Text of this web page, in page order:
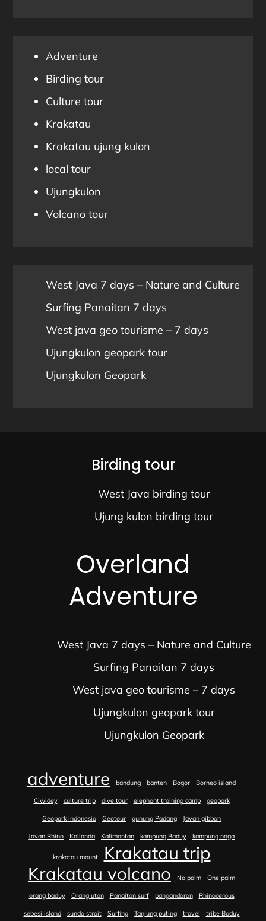
Adventure
Birding tour
Culture tour
Krakatau
Krakatau ujung kulon
local tour
Ujungkulon
Volcano tour
West Java 7 days – Nature and Culture
Surfing Panaitan 7 days
West java geo tourisme – 7 days
Ujungkulon geopark tour
Ujungkulon Geopark
Birding tour
West Java birding tour
Ujung kulon birding tour
Overland
Adventure
West Java 7 days – Nature and Culture
Surfing Panaitan 7 days
West java geo tourisme – 7 days
Ujungkulon geopark tour
Ujungkulon Geopark
adventure bandung banten Bogor Borneo island
Ciwidey culture trip dive tour elephant training camp geopark
Geopark indonesia Geotour gunung Padang Javan gibbon
Javan Rhino Kalianda Kalimantan kampung Baduy kampung naga
krakatau mount
Krakatau trip
Krakatau volcano
Na palm One palm
orang baduy Orang utan Panaitan surf pangandaran Rhinocerous
sebesi island sunda strait Surfing Tanjung puting travel tribe Baduy